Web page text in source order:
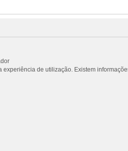
de utilização. Existem